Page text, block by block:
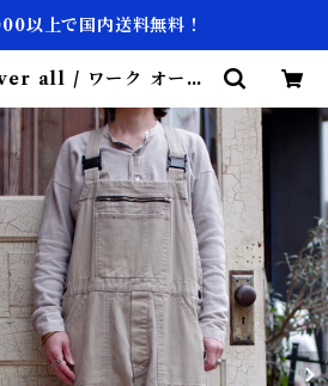
以上で国内送料無料！
all / ワーク オーバ
Vintage 通販】